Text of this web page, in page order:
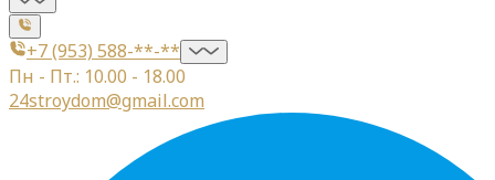
+7 (953) 588-**-**
Пн - Пт.: 10.00 - 18.00
24stroydom@gmail.com